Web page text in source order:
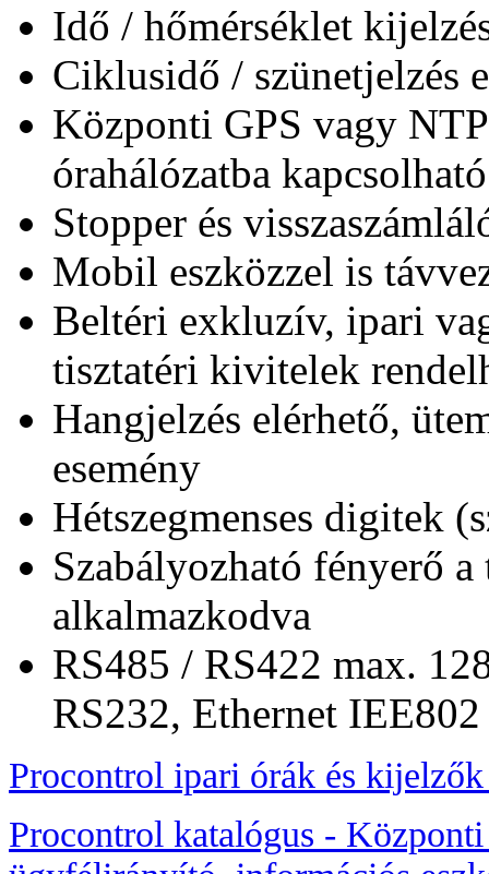
Idő / hőmérséklet
Ciklusidő / szünetjelzés
Központi GPS vagy
órahálózatba kapcsolható
Stopper és
Mobil eszközzel is
Beltéri exkluzív, ipari
tisztatéri kivitelek
Hangjelzés elérhető,
esemény
Hétszegmenses digitek
Szabályozható fényerő
alkalmazkodva
RS485 / RS422 max.
RS232, Ethernet
Procontrol ipari órák és
Procontrol katalógus -